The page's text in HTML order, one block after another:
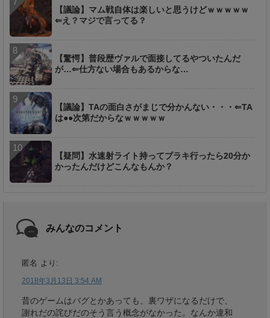
【議論】マム戦自体は楽しいと思うけどｗｗｗｗｗ
⇐え？マジで言ってる？
【驚愕】普段歴ヴァルで面接してるやついたんだ
が…⇐仕方ない場合もあるからな…
【議論】TAの面白さがまじで分かんない・・・⇐TA
は●●次第だからなｗｗｗｗｗ
【疑問】水速射ライト持ってブラキ行ったら20分か
かったんだけどこんなもんか？
みんなのコメント
匿名 より:
2018年3月13日 3:54 AM
昔のゲームはバグとかあっても、裏ワザになるだけで、
謝れだの詫びだのそう言う概念がなかった。なんか違和